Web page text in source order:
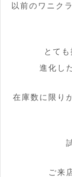
以前のワニク
とて
進化し
在庫数に限り
ご来